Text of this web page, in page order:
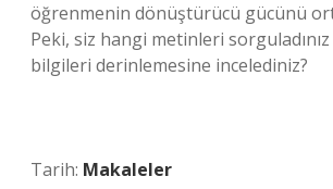
öğrenmenin dönüştürücü gücünü
Peki, siz hangi metinleri
bilgileri derinlemesine incelediniz?
Tarih: Makaleler